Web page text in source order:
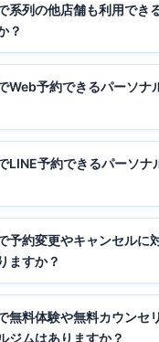
系列の他店舗も利用でき
？
Web予約できるパーソナ
LINE予約できるパーソナ
予約変更やキャンセルに
ますか？
無料体験や無料カウンセ
ジムはありますか？